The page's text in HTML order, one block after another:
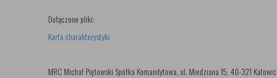
Dołączone pliki:
Karta charakterystyki
MRC Michał Piętowski Spółka Komandytowa, ul. Miedziana 15, 40-321